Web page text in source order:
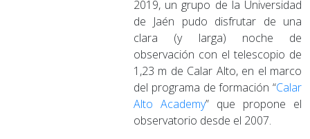
2019, un grupo de la Universidad
de Jaén pudo disfrutar de una
clara (y larga) noche de
observación con el telescopio de
1,23 m de Calar Alto, en el marco
del programa de formación “Calar
Alto Academy” que propone el
observatorio desde el 2007.